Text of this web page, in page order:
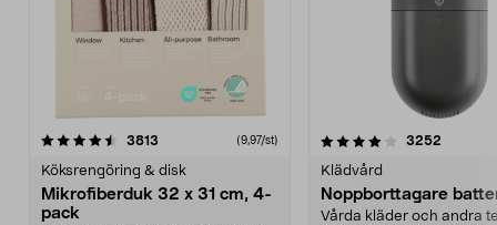
3813 (9,97/st)
Köksrengöring & disk
Mikrofiberduk 32 x 31 cm, 4-
pack
4.0av 5 stjärnor 3252
Klädvård
Noppborttagare
Vårda kläder och andra
4.5av 5 stjärnor